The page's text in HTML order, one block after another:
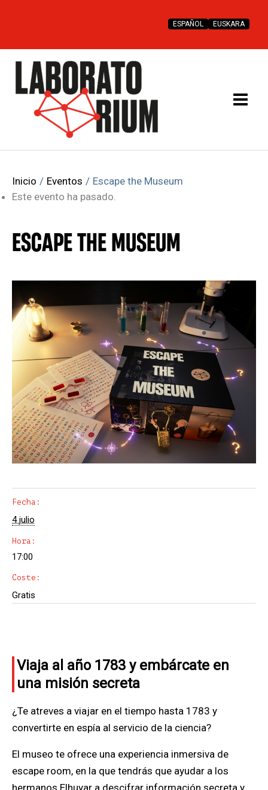
ESPAÑOL EUSKARA
Inicio Eventos
Escape the Museum
Este evento ha pasado.
ESCAPE THE MUSEUM
Viaja al año 1783 y embárcate en
una misión secreta
¿Te atreves a viajar en el tiempo hasta 1783 y
convertirte en espía al servicio de la ciencia?
El museo te ofrece una experiencia inmersiva de
escape room, en la que tendrás que ayudar a los
Fecha:
4 julio
Hora:
17:00
Coste:
Gratis